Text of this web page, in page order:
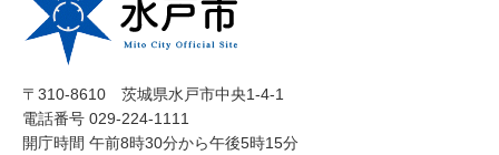
〒310-8610 茨城県水戸市中央1-4-1
電話番号 029-224-1111
開庁時間 午前8時30分から午後5時15分